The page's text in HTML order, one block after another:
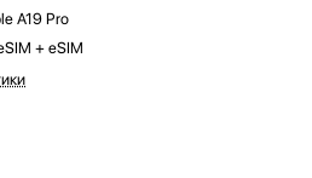
A19 Pro
+ eSIM